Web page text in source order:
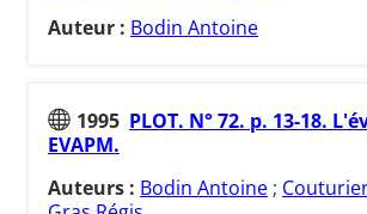
Auteur : Bodin Antoine
1995 PLOT. N° 72. p. 13-18.
EVAPM.
Auteurs : Bodin Antoine ;